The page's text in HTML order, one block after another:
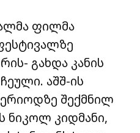
ფილმა
გახდა კანის
აშშ-ის
შექმნილ
კიდმანი,